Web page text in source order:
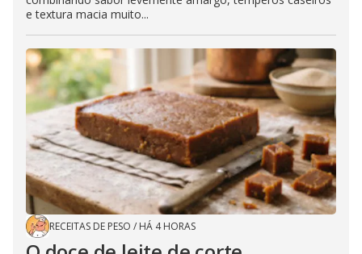
e textura macia muito...
RECEITAS DE PESO / HÁ 4 HORAS